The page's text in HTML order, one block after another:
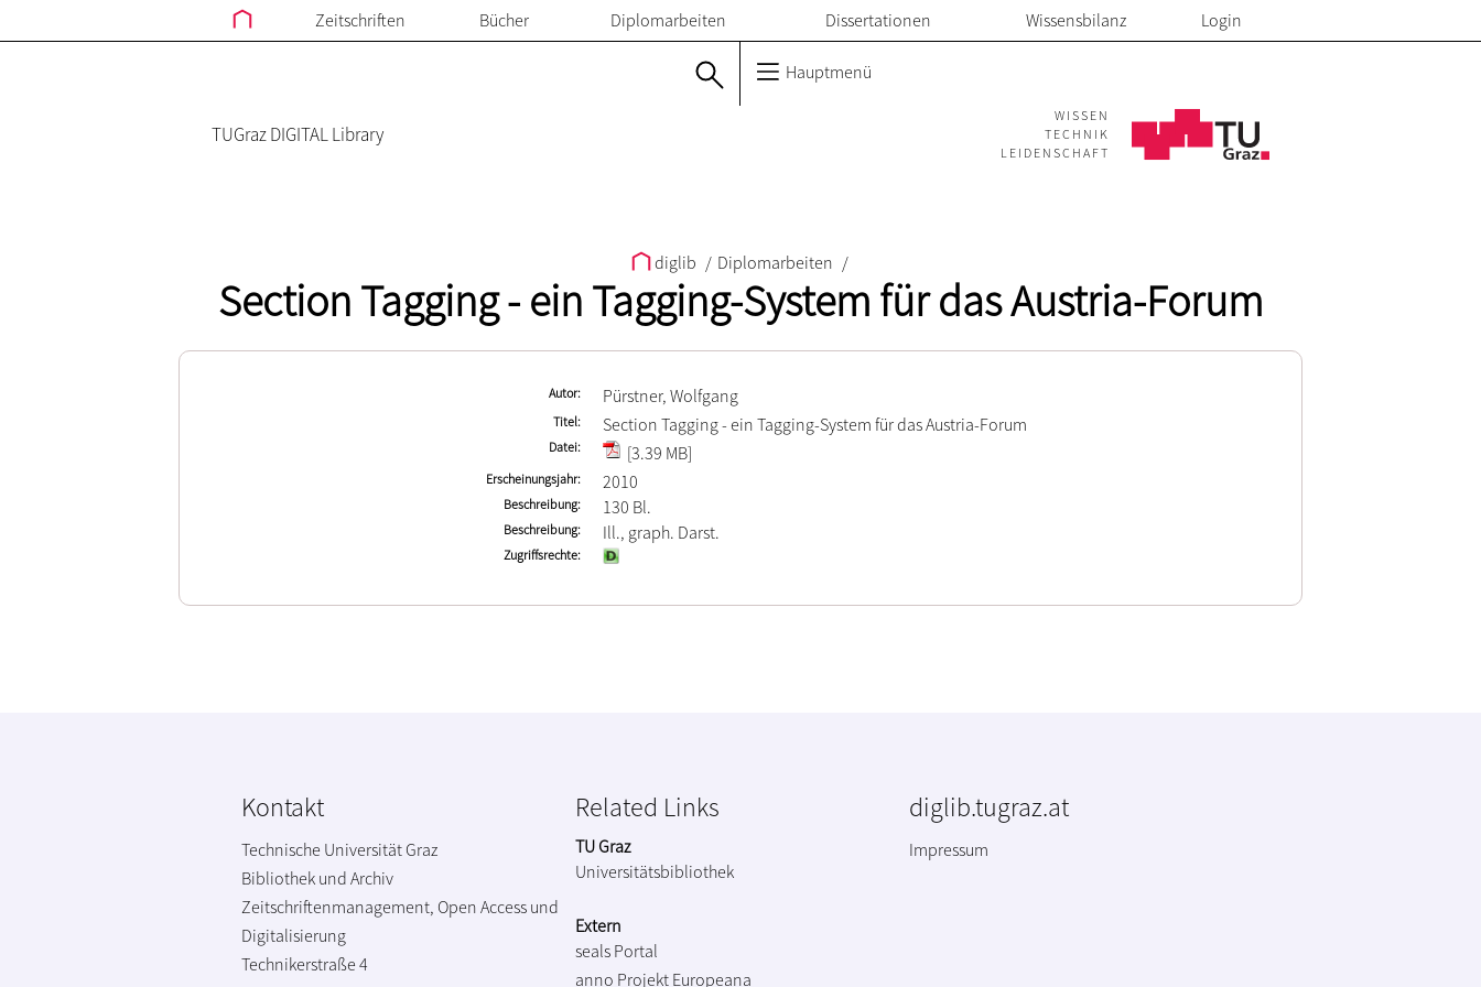
Zeitschriften Bücher Diplomarbeiten Dissertationen Wissensbilanz Login
Hauptmenü
TUGraz DIGITAL Library
WISSEN
TECHNIK
LEIDENSCHAFT
diglib / Diplomarbeiten /
Section Tagging - ein Tagging-System für das Austria-Forum
Autor Pürstner, Wolfgang
Titel Section Tagging - ein Tagging-System für das Austria-Forum
Datei [3.39 MB]
Erscheinungsjahr 2010
Beschreibung 130 Bl.
Beschreibung Ill., graph. Darst.
Zugriffsrechte
Kontakt
Technische Universität Graz
Bibliothek und Archiv
Zeitschriftenmanagement, Open Access und
Digitalisierung
Technikerstraße 4
Related Links
TU Graz
Universitätsbibliothek
Extern
seals Portal
anno Projekt Europeana
diglib.tugraz.at
Impressum